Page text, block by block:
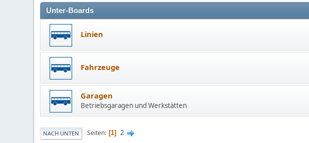
Unter-Boards
Linien
Fahrzeuge
Garagen
Betriebsgaragen und Werkstätten
NACH UNTEN Seiten 1
2